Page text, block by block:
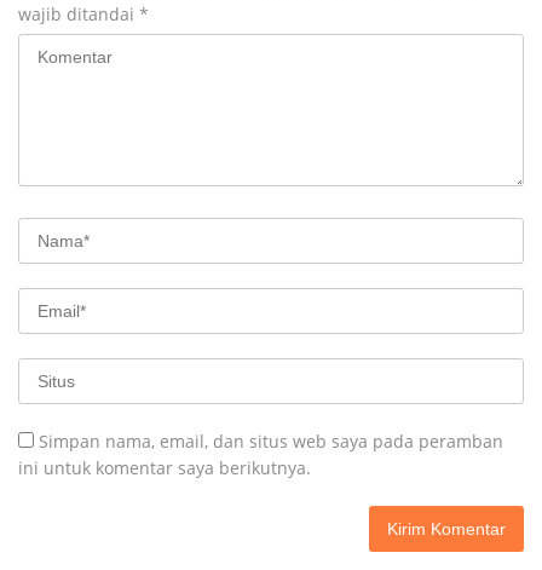
wajib ditandai *
Simpan nama, email, dan situs web saya pada peramban
ini untuk komentar saya berikutnya.